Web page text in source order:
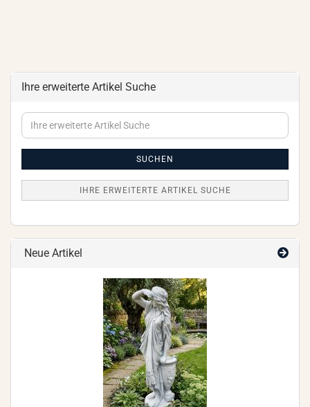
Ihre erweiterte Artikel Suche
Ihre
erweiterte
SUCHEN
IHRE ERWEITERTE ARTIKEL SUCHE
Neue Artikel